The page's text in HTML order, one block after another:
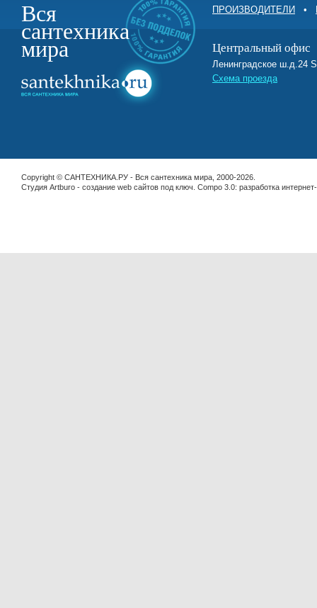
Вся
сантехника
мира
ПРОИЗВОДИТЕЛИ •
Центральный офис
Ленинградское ш.д.24
Схема проезда
Copyright © САНТЕХНИКА.РУ - Вся сантехника мира, 2000-2026.
Студия Artburo - cоздание web сайтов под ключ . Compo 3.0: разработка